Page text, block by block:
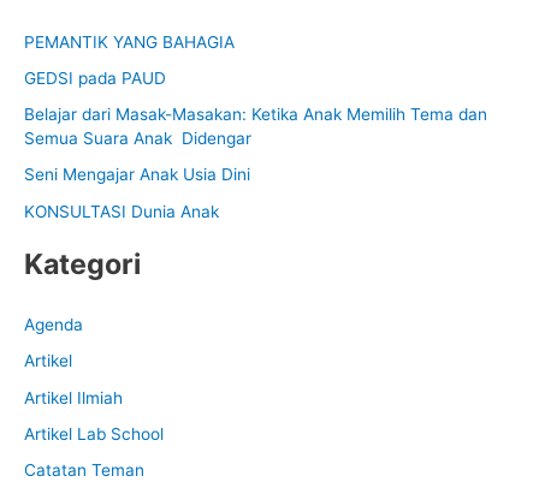
c
h
f
o
r
:
PEMANTIK YANG BAHAGIA
GEDSI pada PAUD
Belajar dari Masak-Masakan: Ketika Anak Memilih Tema dan
Semua Suara Anak Didengar
Seni Mengajar Anak Usia Dini
KONSULTASI Dunia Anak
Kategori
Agenda
Artikel
Artikel Ilmiah
Artikel Lab School
Catatan Teman